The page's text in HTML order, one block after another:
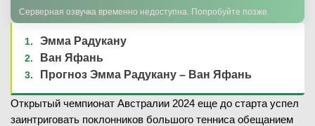
Серверная озвучка временно недоступна. Попробуйте позже.
Эмма Радукану
Ван Яфань
Прогноз Эмма Радукану – Ван Яфань
Открытый чемпионат Австралии 2024 еще до старта успел
заинтриговать поклонников большого тенниса обещанием